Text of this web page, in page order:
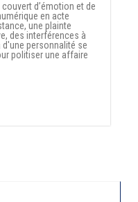
d’émotion et de
en acte
une plainte
des interférences à
personnalité se
politiser une affaire